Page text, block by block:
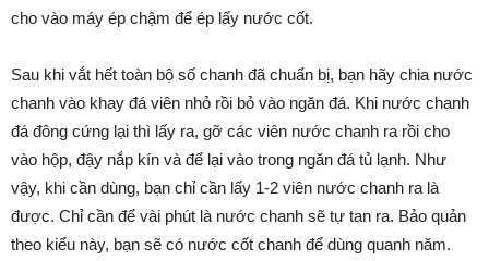
cho vào máy ép chậm để ép lấy nước cốt.
Sau khi vắt hết toàn bộ số chanh đã chuẩn bị, bạn hãy chia nước
chanh vào khay đá viên nhỏ rồi bỏ vào ngăn đá. Khi nước chanh
đá đông cứng lại thì lấy ra, gỡ các viên nước chanh ra rồi cho
vào hộp, đậy nắp kín và để lại vào trong ngăn đá tủ lạnh. Như
vậy, khi cần dùng, bạn chỉ cần lấy 1-2 viên nước chanh ra là
được. Chỉ cần để vài phút là nước chanh sẽ tự tan ra. Bảo quản
theo kiểu này, bạn sẽ có nước cốt chanh để dùng quanh năm.